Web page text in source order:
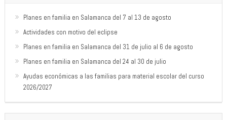
Planes en familia en Salamanca del 7 al 13 de agosto
Actividades con motivo del eclipse
Planes en familia en Salamanca del 31 de julio al 6 de agosto
Planes en familia en Salamanca del 24 al 30 de julio
Ayudas económicas a las familias para material escolar del curso
2026/2027